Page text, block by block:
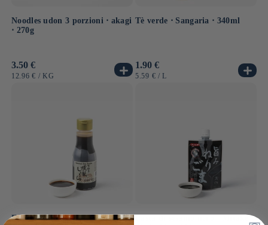
Noodles udon 3 porzioni ⋅ akagi
⋅ 270g
Prezzo
di
3.50 €
PREZZO
12.96 € / PER
KG
Tè verde ⋅ Sangaria ⋅ 340ml
Prezzo
di
1.90 €
PREZZO
5.59 € / PER
L
Futto di soia fumi ⋅ Yugeta